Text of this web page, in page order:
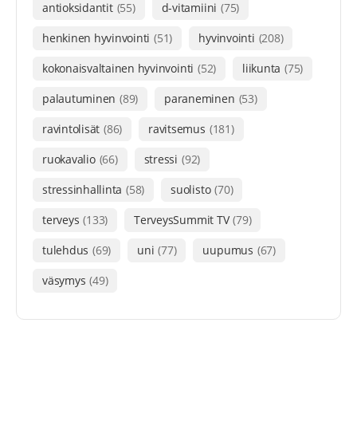
antioksidantit (55) d-vitamiini (75)
henkinen hyvinvointi (51) hyvinvointi (208)
kokonaisvaltainen hyvinvointi (52) liikunta (75)
palautuminen (89) paraneminen (53)
ravintolisät (86) ravitsemus (181)
ruokavalio (66) stressi (92)
stressinhallinta (58) suolisto (70)
terveys (133) TerveysSummit TV (79)
tulehdus (69) uni (77) uupumus (67)
väsymys (49)